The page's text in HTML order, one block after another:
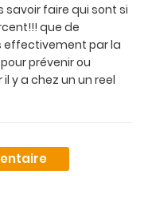
faire qui sont si
que de
par la
prévenir ou
y a chez un un reel